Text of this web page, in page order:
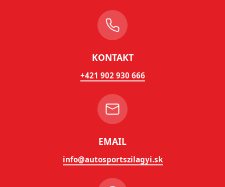
KONTAKT
+421 902 930 666
EMAIL
info@autosportszilagyi.sk